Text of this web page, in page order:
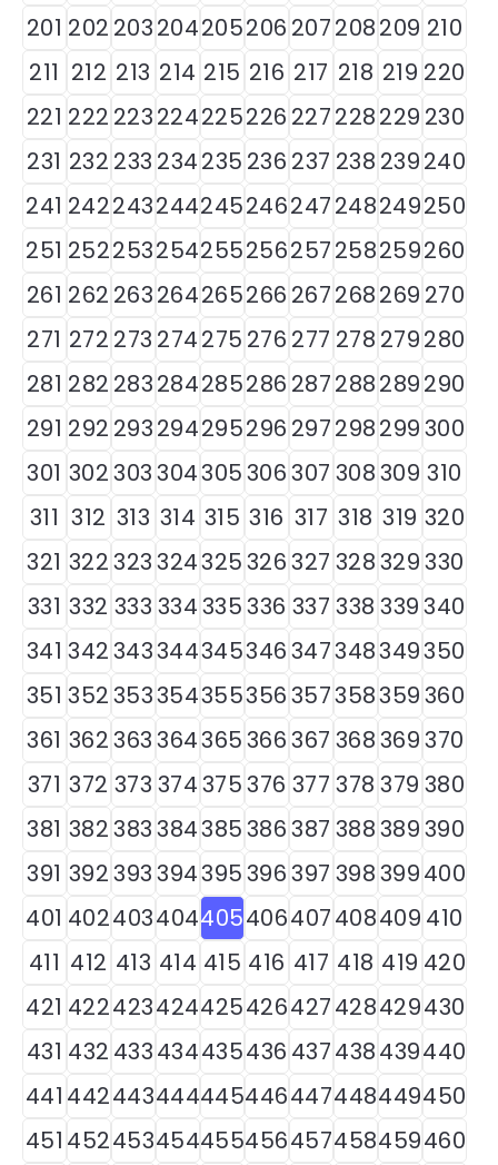
201 202 203204205206 207208209 210
211 212 213 214 215 216 217 218 219 220
221 222 223224225226 227228229 230
231 232 233 234235 236 237 238 239240
241 242243244245246247248249250
251 252253254255256257258259260
261 262 263264265266 267268269 270
271 272 273 274275 276 277 278 279280
281 282 283284285286 287288289290
291 292 293294295296 297298299300
301 302303304305306307 308309 310
311 312 313 314 315 316 317 318 319 320
321 322323324325326327 328329330
331 332 333 334335336 337 338 339340
341 342343344345346347348349350
351 352353354355356357358359360
361 362363364365366367 368369370
371 372 373 374375376 377 378 379 380
381 382383384385386387 388389390
391 392393394395396397 398399400
401 402403404405406407408409 410
411 412 413 414 415 416 417 418 419 420
421 422423424425426427428429430
431 432 433434435436 437438439440
441 442443444445446447448449450
451 452453454455456457458459460